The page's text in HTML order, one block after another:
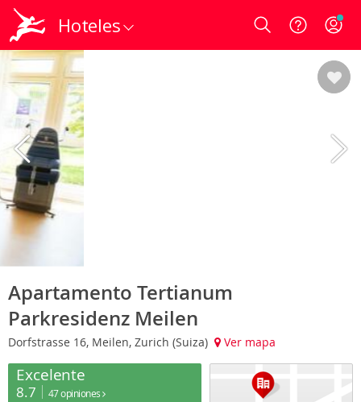
Hoteles Login
Apartamento Tertianum
Parkresidenz Meilen
Dorfstrasse 16, Meilen, Zurich (Suiza) Ver mapa
Excelente
8.7 47 opiniones